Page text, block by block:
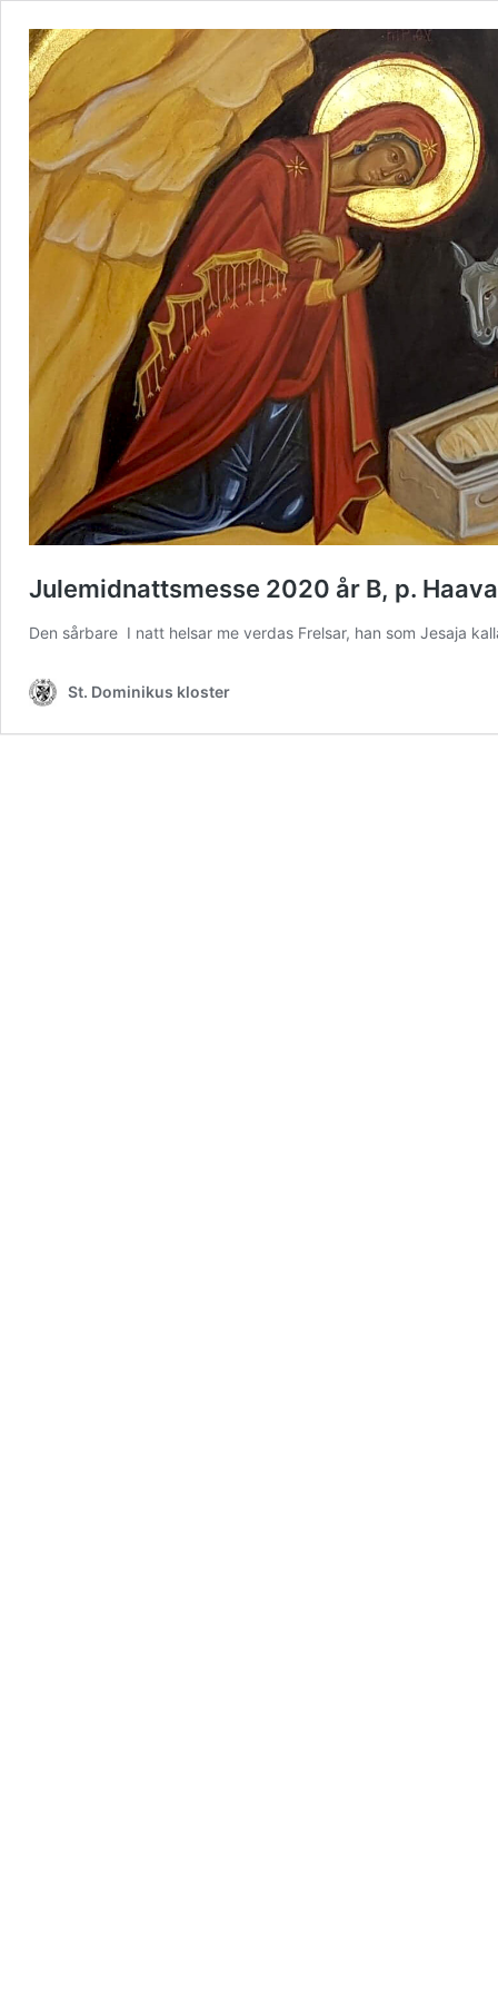
Julemidnattsmesse 2020 år B, p.
Den sårbare I natt helsar me verdas Frelsar, han som Jesaja
St. Dominikus kloster